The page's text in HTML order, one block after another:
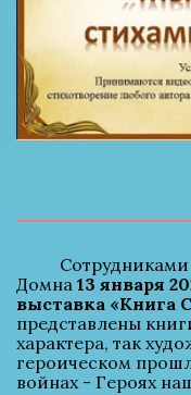
Домна 13 января
выставка «Книга
представлены
характера, так
героическом
войнах - Героях